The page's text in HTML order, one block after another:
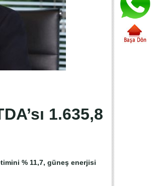
1.635,8
% 11,7, güneş enerjisi